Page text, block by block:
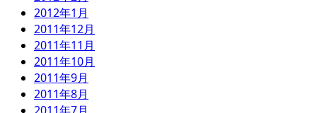
2012年1月
2011年12月
2011年11月
2011年10月
2011年9月
2011年8月